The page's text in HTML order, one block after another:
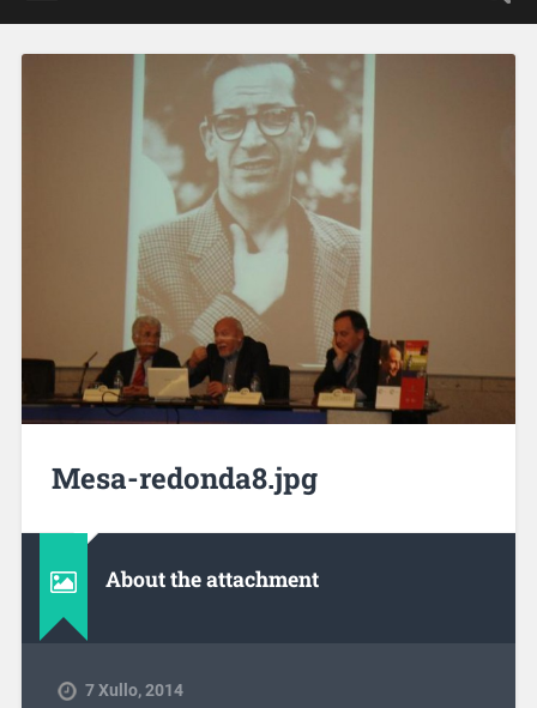
Mesa-redonda8.jpg
About the attachment
7 Xullo, 2014